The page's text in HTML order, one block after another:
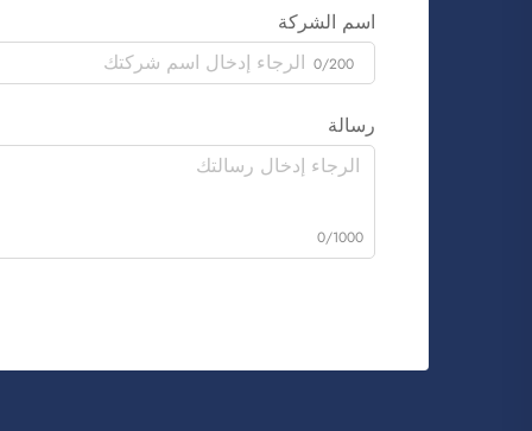
اسم الشركة
0/200
رسالة
0/1000